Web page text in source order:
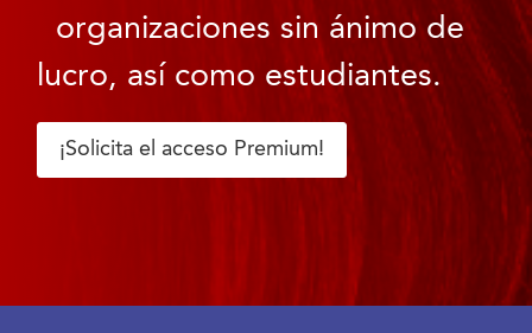
organizaciones sin ánimo de
lucro, así como estudiantes.
¡Solicita el acceso Premium!